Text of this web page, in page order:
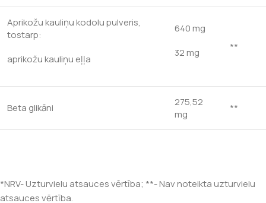
Aprikožu kauliņu kodolu pulveris,
tostarp:
aprikožu kauliņu eļļa
640 mg
32 mg
**
Beta glikāni
275,52
mg
**
*NRV- Uzturvielu atsauces vērtība; **- Nav noteikta uzturvielu
atsauces vērtība.